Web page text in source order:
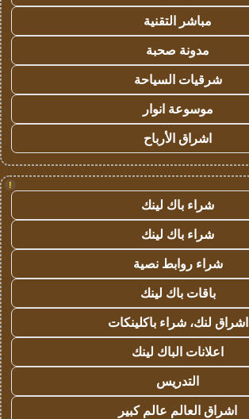
مباشر التقنية
مدونة صحبة
شرقيات السياحة
موسوعة انوار
اشراق الأرباح
!
شراء باك لينك
شراء باك لينك
شراء روابط نصية
باقات باك لينك
اشراق لنك، شراء باكلينكات
اعلانات الباك لينك
التدريس
اشراق العالم عالم كبير